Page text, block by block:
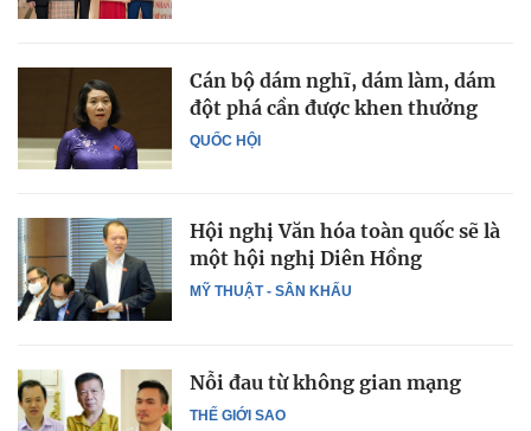
QUỐC HỘI
Cán bộ dám nghĩ, dám làm, dám
đột phá cần được khen thưởng
MỸ THUẬT - SÂN KHẤU
Hội nghị Văn hóa toàn quốc sẽ là
một hội nghị Diên Hồng
THẾ GIỚI SAO
Nỗi đau từ không gian mạng